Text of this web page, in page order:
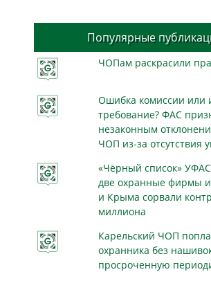
Популярные
ЧОПам раскрасили
Ошибка комиссии или
требование? ФАС
незаконным
ЧОП из-за отсутствия
«Чёрный список»
две охранные фирмы
и Крыма сорвали
миллиона
Карельский ЧОП
охранника без
просроченную